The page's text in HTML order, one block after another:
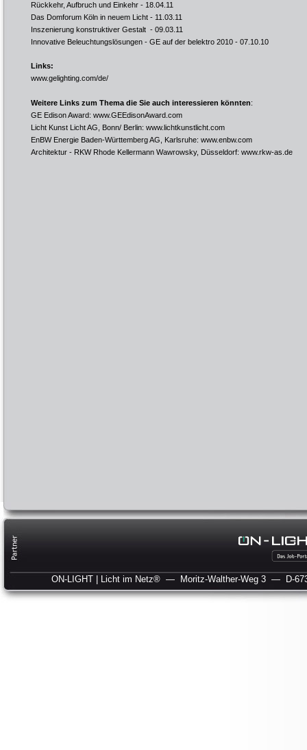
Rückkehr, Aufbruch und Einkehr - 18.04.11
Das Domforum Köln in neuem Licht - 11.03.11
Inszenierung konstruktiver Gestalt - 09.03.11
Innovative Beleuchtungslösungen - GE auf der belektro 2010 - 07.10.10
Links:
www.gelighting.com/de/
Weitere Links zum Thema die Sie auch interessieren könnten:
GE Edison Award: www.GEEdisonAward.com
Licht Kunst Licht AG, Bonn/ Berlin: www.lichtkunstlicht.com
EnBW Energie Baden-Württemberg AG, Karlsruhe: www.enbw.com
Architektur - RKW Rhode Kellermann Wawrowsky, Düsseldorf: www.rkw-as.de
ON-LIGHT | Licht im Netz® — Moritz-Walther-Weg 3 — D-